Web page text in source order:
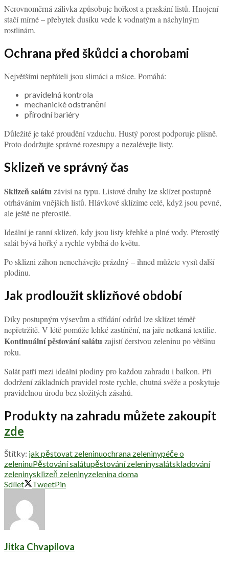
Nerovnoměrná zálivka způsobuje hořkost a praskání listů. Hnojení
stačí mírné – přebytek dusíku vede k vodnatým a náchylným
rostlinám.
Ochrana před škůdci a chorobami
Největšími nepřáteli jsou slimáci a mšice. Pomáhá:
pravidelná kontrola
mechanické odstranění
přírodní bariéry
Důležité je také proudění vzduchu. Hustý porost podporuje plísně.
Proto dodržujte správné rozestupy a nezalévejte listy.
Sklizeň ve správný čas
Sklizeň salátuzávisí na typu. Listové druhy lze sklízet postupně
otrháváním vnějších listů. Hlávkové sklízíme celé, když jsou pevné,
ale ještě ne přerostlé.
Ideální je ranní sklizeň, kdy jsou listy křehké a plné vody. Přerostlý
salát bývá hořký a rychle vybíhá do květu.
Po sklizni záhon nenechávejte prázdný – ihned můžete vysít další
plodinu.
Jak prodloužit sklizňové období
Díky postupným výsevům a střídání odrůd lze sklízet téměř
nepřetržitě. V létě pomůže lehké zastínění, na jaře netkaná textilie.
Kontinuální pěstování salátu zajistí čerstvou zeleninu po většinu
roku.
Salát patří mezi ideální plodiny pro každou zahradu i balkon. Při
dodržení základních pravidel roste rychle, chutná svěže a poskytuje
pravidelnou úrodu bez složitých zásahů.
Produkty na zahradu můžete zakoupit
zde
Štítky: jak pěstovat zeleninuochrana zeleninypéče o
zeleninuPěstování salátupěstování zeleninysalátskladování
zeleninysklizeň zeleninyzelenina doma
Sdílet
TweetPin
Jitka Chvapilova